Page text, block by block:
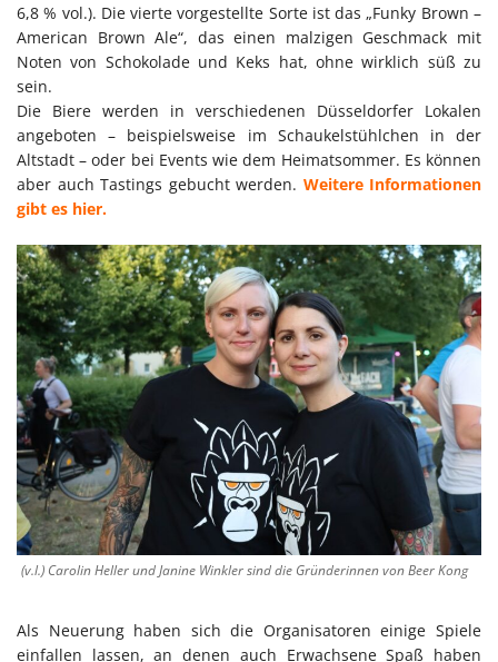
6,8 % vol.). Die vierte vorgestellte Sorte ist das „Funky Brown –
American Brown Ale“, das einen malzigen Geschmack mit
Noten von Schokolade und Keks hat, ohne wirklich süß zu
sein.
Die Biere werden in verschiedenen Düsseldorfer Lokalen
angeboten – beispielsweise im Schaukelstühlchen in der
Altstadt – oder bei Events wie dem Heimatsommer. Es können
aber auch Tastings gebucht werden. Weitere Informationen
gibt es hier.
(v.l.) Carolin Heller und Janine Winkler sind die Gründerinnen von Beer Kong
Als Neuerung haben sich die Organisatoren einige Spiele
einfallen lassen, an denen auch Erwachsene Spaß haben